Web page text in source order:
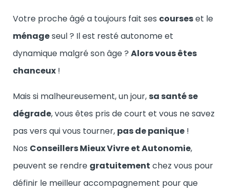
Votre proche âgé a toujours fait ses courseset le
ménageseul ? Il est resté autonome et
dynamique malgré son âge ? Alors vous êtes
chanceux !
Mais si malheureusement, un jour, sa santé se
dégrade, vous êtes pris de court et vous ne savez
pas vers qui vous tourner, pas de panique !
Nos Conseillers Mieux Vivre et Autonomie,
peuvent se rendre gratuitement chez vous pour
définir le meilleur accompagnement pour que